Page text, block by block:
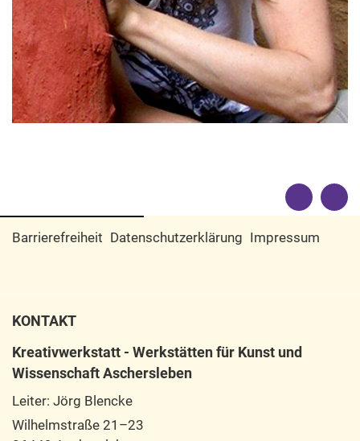
Barrierefreiheit Datenschutzerklärung Impressum
KONTAKT
Kreativwerkstatt - Werkstätten für Kunst und
Wissenschaft Aschersleben
Leiter: Jörg Blencke
Wilhelmstraße 21–23